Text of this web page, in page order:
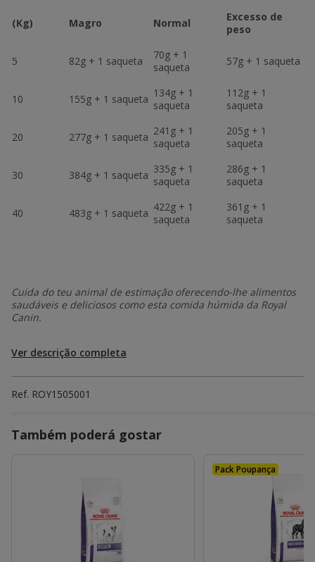
(Kg) Magro Normal
Excesso de
peso
5 82g + 1 saqueta
70g + 1
saqueta
57g + 1 saqueta
10 155g + 1 saqueta 134g + 1
saqueta
112g + 1
saqueta
20 277g + 1 saqueta 241g + 1
saqueta
205g + 1
saqueta
30 384g + 1 saqueta 335g + 1
saqueta
286g + 1
saqueta
40 483g + 1 saqueta 422g + 1
saqueta
361g + 1
saqueta
Cuida do teu animal de estimação oferecendo-lhe alimentos
saudáveis e deliciosos como esta comida húmida da Royal
Canin.
Ver descrição completa
Ref. ROY1505001
Também poderá gostar
Pack Poupança